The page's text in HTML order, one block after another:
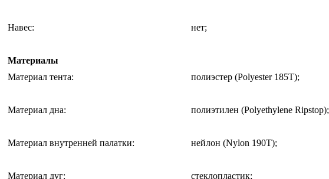
Навес: нет;
Материалы
Материал тента: полиэстер (Polyester 185Т);
Материал дна: полиэтилен (Polyethylene Ripstop);
Материал внутренней палатки: нейлон (Nylon 190T);
Материал дуг: стеклопластик;